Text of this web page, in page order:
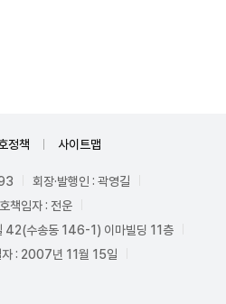
정책 사이트맵
회장·발행인 : 곽영길
책임자 : 전운
42(수송동 146-1) 이마빌딩 11층
자 : 2007년 11월 15일